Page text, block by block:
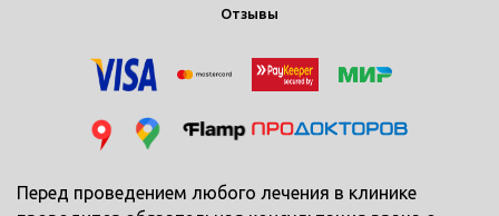
Отзывы
Перед проведением любого лечения в клинике